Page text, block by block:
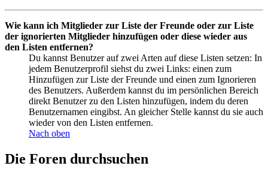
Wie kann ich Mitglieder zur Liste der Freunde oder zur Liste
der ignorierten Mitglieder hinzufügen oder diese wieder aus
den Listen entfernen?
Du kannst Benutzer auf zwei Arten auf diese Listen setzen: In
jedem Benutzerprofil siehst du zwei Links: einen zum
Hinzufügen zur Liste der Freunde und einen zum Ignorieren
des Benutzers. Außerdem kannst du im persönlichen Bereich
direkt Benutzer zu den Listen hinzufügen, indem du deren
Benutzernamen eingibst. An gleicher Stelle kannst du sie auch
wieder von den Listen entfernen.
Nach oben
Die Foren durchsuchen